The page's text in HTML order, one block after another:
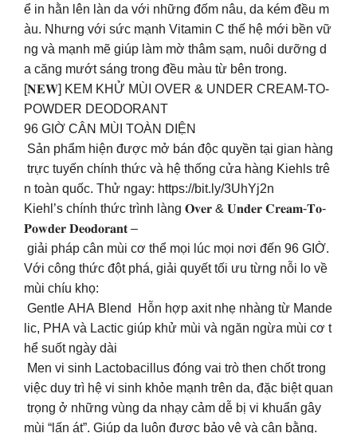
ể in hằn lên làn da với những đốm nâu, da kém đều m
àu. Nhưng với sức mạnh Vitamin C thế hệ mới bền vữ
ng và mạnh mẽ giúp làm mờ thâm sạm, nuôi dưỡng d
a căng mướt sáng trong đều màu từ bên trong.
[𝐍𝐄𝐖] KEM KHỬ MÙI OVER & UNDER CREAM-TO-
POWDER DEODORANT
96 GIỜ CÂN MÙI TOÀN DIỆN
Sản phẩm hiện được mở bán độc quyền tại gian hàng
trực tuyến chính thức và hệ thống cửa hàng Kiehls trê
n toàn quốc. Thử ngay: https://bit.ly/3UhYj2n
Kiehl’s chính thức trình làng 𝐎𝐯𝐞𝐫 & 𝐔𝐧𝐝𝐞𝐫 𝐂𝐫𝐞𝐚𝐦-𝐓𝐨-
𝐏𝐨𝐰𝐝𝐞𝐫 𝐃𝐞𝐨𝐝𝐨𝐫𝐚𝐧𝐭 –
giải pháp cân mùi cơ thể mọi lúc mọi nơi đến 96 GIỜ.
Với công thức đột phá, giải quyết tối ưu từng nỗi lo về
mùi chíu khọ:
Gentle AHA Blend Hỗn hợp axit nhẹ nhàng từ Mande
lic, PHA và Lactic giúp khử mùi và ngăn ngừa mùi cơ t
hể suốt ngày dài
Men vi sinh Lactobacillus đóng vai trò then chốt trong
việc duy trì hệ vi sinh khỏe mạnh trên da, đặc biệt quan
trọng ở những vùng da nhạy cảm dễ bị vi khuẩn gây
mùi “lấn át”. Giúp da luôn được bảo vệ và cân bằng.